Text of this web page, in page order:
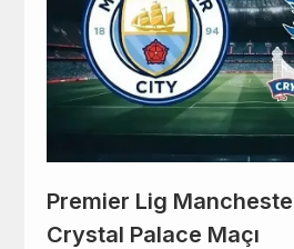
Premier Lig
Crystal Palace Maçı